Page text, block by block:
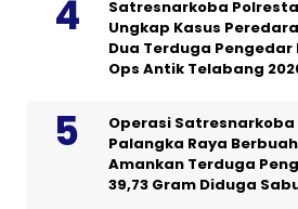
Satresnarkoba
Ungkap Kasus
Dua Terduga
Ops Antik Telabang
Operasi
Palangka Raya
Amankan Terduga
39,73 Gram Diduga